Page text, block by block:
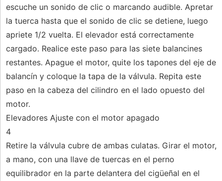
escuche un sonido de clic o marcando audible. Apretar
la tuerca hasta que el sonido de clic se detiene, luego
apriete 1/2 vuelta. El elevador está correctamente
cargado. Realice este paso para las siete balancines
restantes. Apague el motor, quite los tapones del eje de
balancín y coloque la tapa de la válvula. Repita este
paso en la cabeza del cilindro en el lado opuesto del
motor.
Elevadores Ajuste con el motor apagado
4
Retire la válvula cubre de ambas culatas. Girar el motor,
a mano, con una llave de tuercas en el perno
equilibrador en la parte delantera del cigüeñal en el